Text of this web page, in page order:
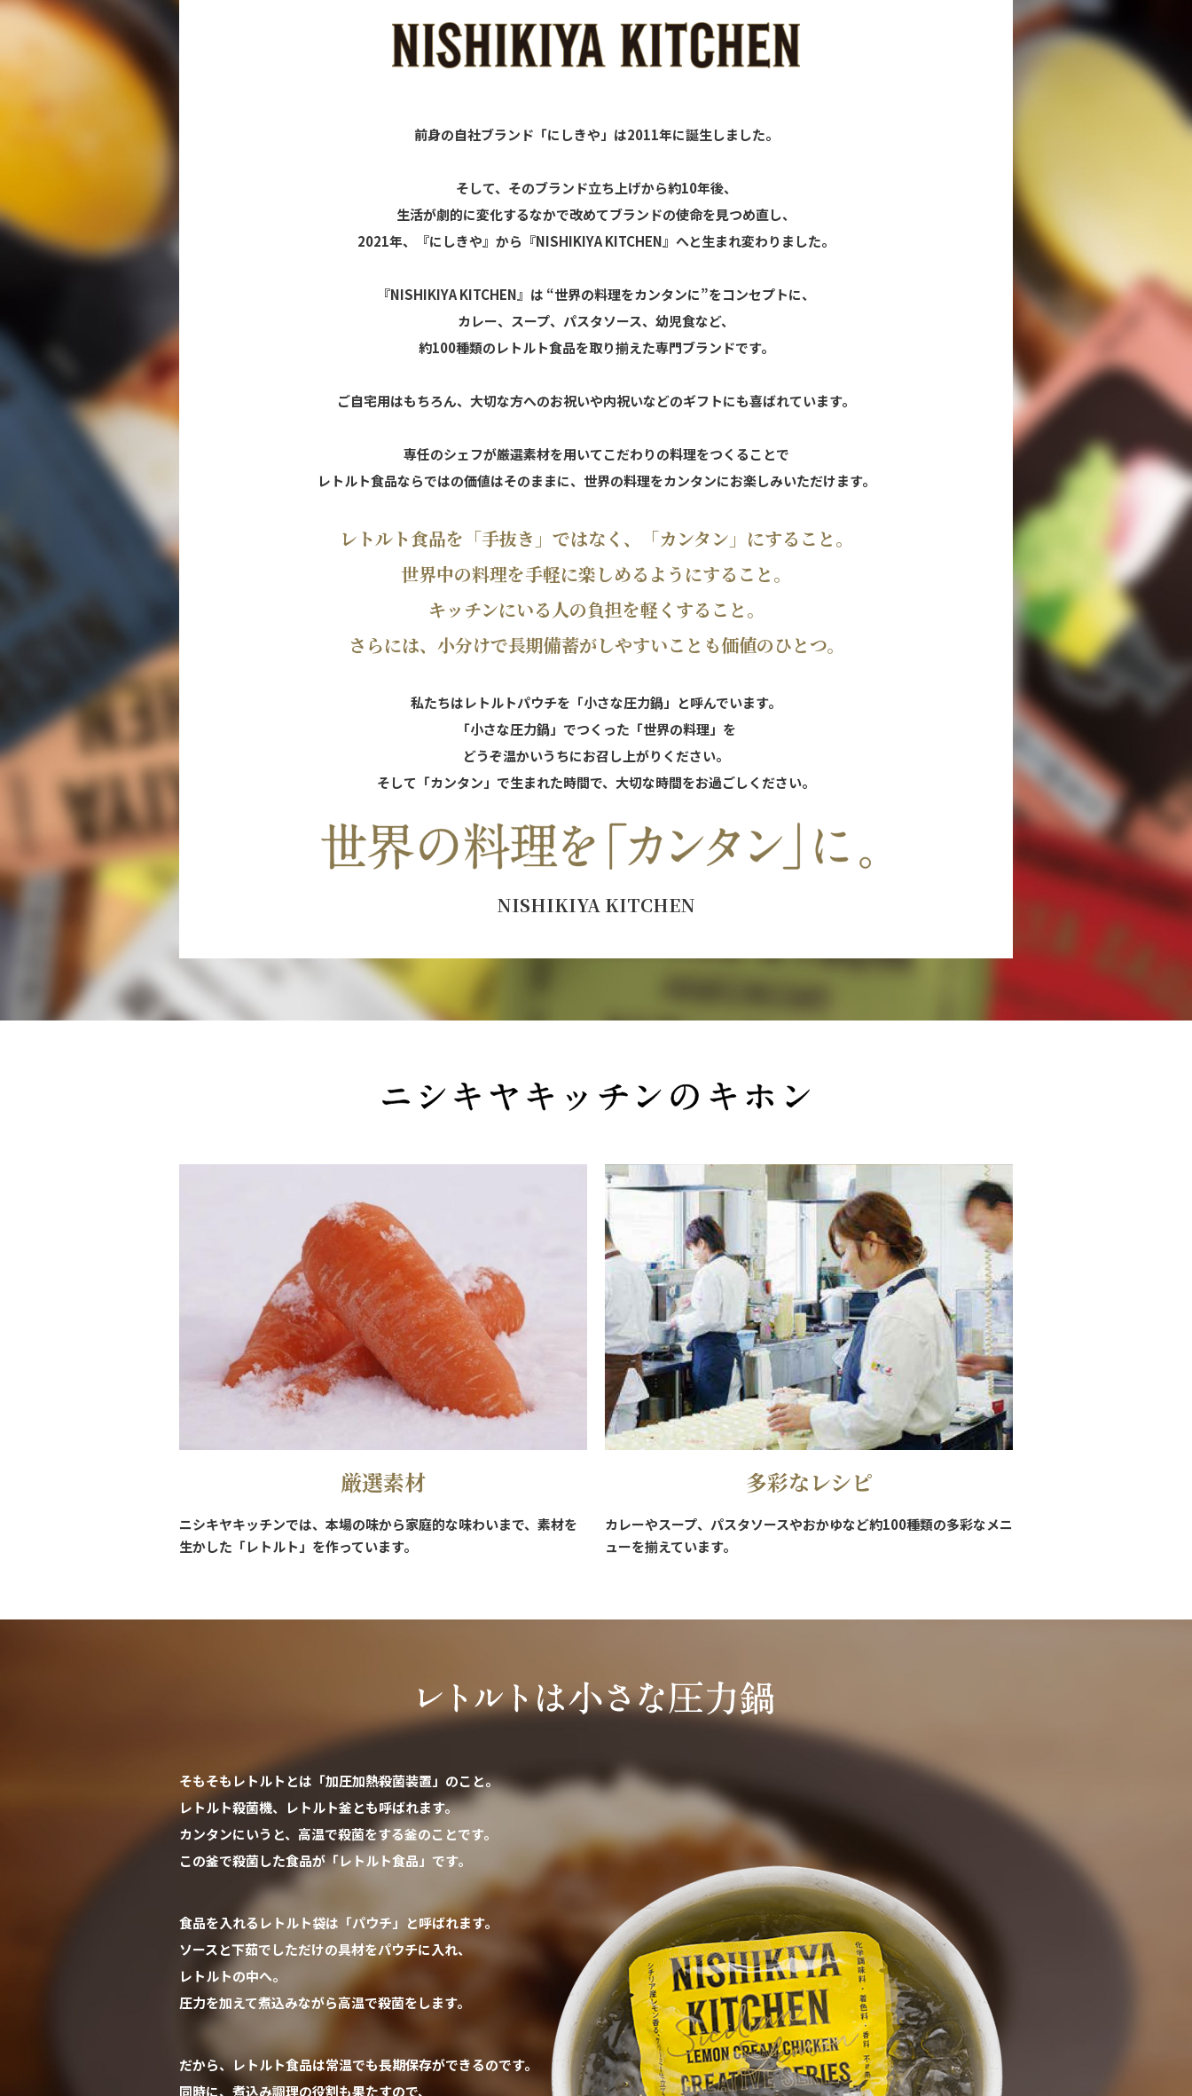
前身の自社ブランド「にしきや」は2011年に誕生しました。
そして、そのブランド立ち上げから約10年後、
生活が劇的に変化するなかで改めてブランドの使命を見つめ直し、
2021年、『にしきや』から『NISHIKIYA KITCHEN』へと生まれ変わりました。
『NISHIKIYA KITCHEN』は “世界の料理をカンタンに”をコンセプトに、
カレー、スープ、パスタソース、幼児食など、
約100種類のレトルト食品を取り揃えた専門ブランドです。
ご自宅用はもちろん、大切な方へのお祝いや内祝いなどのギフトにも喜ばれています。
専任のシェフが厳選素材を用いてこだわりの料理をつくることで
レトルト食品ならではの価値はそのままに、世界の料理をカンタンにお楽しみいただけます。
レトルト食品を「手抜き」ではなく、「カンタン」にすること。
世界中の料理を手軽に楽しめるようにすること。
キッチンにいる人の負担を軽くすること。
さらには、小分けで長期備蓄がしやすいことも価値のひとつ。
私たちはレトルトパウチを「小さな圧力鍋」と呼んでいます。
「小さな圧力鍋」でつくった「世界の料理」を
どうぞ温かいうちにお召し上がりください。
そして「カンタン」で生まれた時間で、大切な時間をお過ごしください。
NISHIKIYA KITCHEN
厳選素材
ニシキヤキッチンでは、本場の味から家庭的な味わいまで、素材を
生かした「レトルト」を作っています。
多彩なレシピ
カレーやスープ、パスタソースやおかゆなど約100種類の多彩なメニ
ューを揃えています。
そもそもレトルトとは「加圧加熱殺菌装置」のこと。
レトルト殺菌機、レトルト釜とも呼ばれます。
カンタンにいうと、高温で殺菌をする釜のことです。
この釜で殺菌した食品が「レトルト食品」です。
食品を入れるレトルト袋は「パウチ」と呼ばれます。
ソースと下茹でしただけの具材をパウチに入れ、
レトルトの中へ。
圧力を加えて煮込みながら高温で殺菌をします。
だから、レトルト食品は常温でも長期保存ができるのです。
同時に、煮込み調理の役割も果たすので、